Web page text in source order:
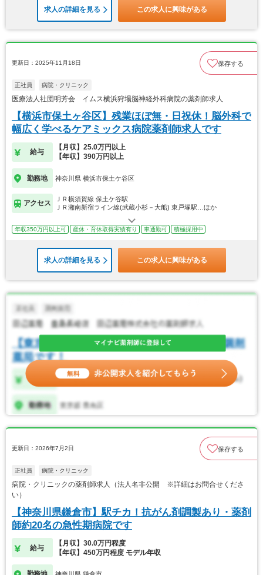
求人の詳細を見る この求人に興味がある
更新日：2025年11月18日 保存する
正社員 病院・クリニック
医療法人社団明芳会 イムス横浜狩場脳神経外科病院の薬剤師求人
【横浜市保土ヶ谷区】残業ほぼ無・日祝休！脳外科で
幅広く学べるケアミックス病院薬剤師求人です
給与
【月収】25.0万円以上
【年収】390万円以上
勤務地 神奈川県 横浜市保土ケ谷区
アクセス
ＪＲ横須賀線 保土ケ谷駅
ＪＲ湘南新宿ライン線(武蔵小杉－大船) 東戸塚駅…ほか
年収350万円以上可 産休・育休取得実績有り 車通勤可 積極採用中
求人の詳細を見る この求人に興味がある
更新日：2026年7月2日 保存する
正社員 病院・クリニック
病院・クリニックの薬剤師求人（法人名非公開 ※詳細はお問合せくださ
い）
【神奈川県鎌倉市】駅チカ！抗がん剤調製あり・薬剤
師約20名の急性期病院です
給与
【月収】30.0万円程度
【年収】450万円程度 モデル年収